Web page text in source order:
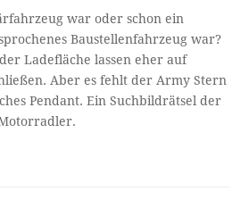
war oder schon ein
Baustellenfahrzeug war?
Ladefläche lassen eher auf
Aber es fehlt der Army Stern
Pendant. Ein Suchbildrätsel der